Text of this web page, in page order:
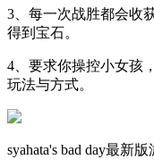
3、每一次战胜都会收
得到宝石。
4、要求你操控小女孩
玩法与方式。
syahata's bad day最新版